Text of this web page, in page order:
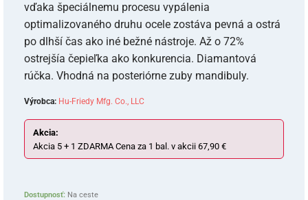
vďaka špeciálnemu procesu vypálenia
optimalizovaného druhu ocele zostáva pevná a ostrá
po dlhší čas ako iné bežné nástroje. Až o 72%
ostrejšía čepieľka ako konkurencia. Diamantová
rúčka. Vhodná na posteriórne zuby mandibuly.
Výrobca: Hu-Friedy Mfg. Co., LLC
Akcia:
Akcia 5 + 1 ZDARMA Cena za 1 bal. v akcii 67,90 €
Dostupnosť: Na ceste